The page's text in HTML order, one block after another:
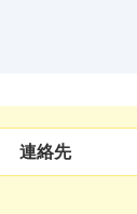
連絡先